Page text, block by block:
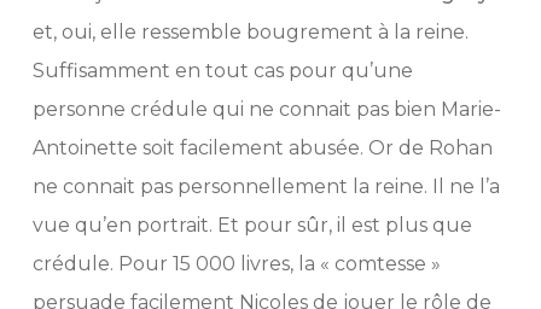
et, oui, elle ressemble bougrement à la reine.
Suffisamment en tout cas pour qu’une
personne crédule qui ne connait pas bien Marie-
Antoinette soit facilement abusée. Or de Rohan
ne connait pas personnellement la reine. Il ne l’a
vue qu’en portrait. Et pour sûr, il est plus que
crédule. Pour 15 000 livres, la « comtesse »
persuade facilement Nicoles de jouer le rôle de